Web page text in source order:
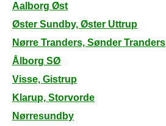
Aalborg Øst
Øster Sundby, Øster Uttrup
Nørre Tranders, Sønder Tranders
Ålborg SØ
Visse, Gistrup
Klarup, Storvorde
Nørresundby